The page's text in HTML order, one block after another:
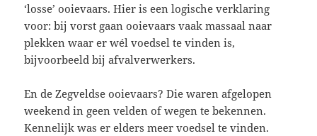
‘losse’ ooievaars. Hier is een logische verklaring
voor: bij vorst gaan ooievaars vaak massaal naar
plekken waar er wél voedsel te vinden is,
bijvoorbeeld bij afvalverwerkers.
En de Zegveldse ooievaars? Die waren afgelopen
weekend in geen velden of wegen te bekennen.
Kennelijk was er elders meer voedsel te vinden.